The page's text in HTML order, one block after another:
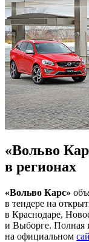
«Вольво
в регионах
«Вольво Карс»
в тендере на
в Краснодаре,
и Выборге. Полная
на официальном